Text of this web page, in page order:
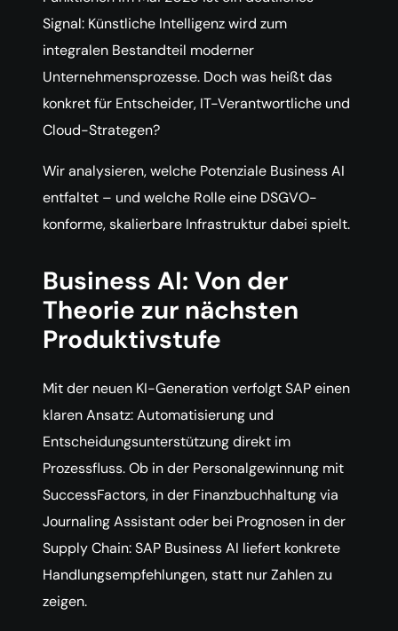
Signal: Künstliche Intelligenz wird zum
integralen Bestandteil moderner
Unternehmensprozesse. Doch was heißt das
konkret für Entscheider, IT-Verantwortliche und
Cloud-Strategen?
Wir analysieren, welche Potenziale Business AI
entfaltet – und welche Rolle eine DSGVO-
konforme, skalierbare Infrastruktur dabei spielt.
Business AI: Von der
Theorie zur nächsten
Produktivstufe
Mit der neuen KI-Generation verfolgt SAP einen
klaren Ansatz: Automatisierung und
Entscheidungsunterstützung direkt im
Prozessfluss. Ob in der Personalgewinnung mit
SuccessFactors, in der Finanzbuchhaltung via
Journaling Assistant oder bei Prognosen in der
Supply Chain: SAP Business AI liefert konkrete
Handlungsempfehlungen, statt nur Zahlen zu
zeigen.